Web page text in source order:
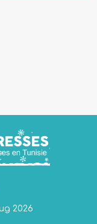
2026